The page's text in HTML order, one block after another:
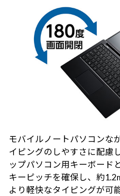
モバイルノートパソコンな
イピングのしやすさに配慮
ップパソコン用キーボード
キーピッチを確保し、約
より軽快なタイピングが可能